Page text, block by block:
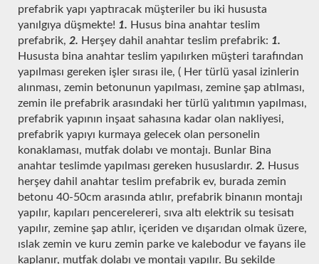
prefabrik yapı yaptıracak müşteriler bu iki hususta
yanılgıya düşmekte! 1. Husus bina anahtar teslim
prefabrik, 2. Herşey dahil anahtar teslim prefabrik: 1.
Hususta bina anahtar teslim yapılırken müşteri tarafından
yapılması gereken işler sırası ile, ( Her türlü yasal izinlerin
alınması, zemin betonunun yapılması, zemine şap atılması,
zemin ile prefabrik arasındaki her türlü yalıtımın yapılması,
prefabrik yapının inşaat sahasına kadar olan nakliyesi,
prefabrik yapıyı kurmaya gelecek olan personelin
konaklaması, mutfak dolabı ve montajı. Bunlar Bina
anahtar teslimde yapılması gereken hususlardır. 2. Husus
herşey dahil anahtar teslim prefabrik ev, burada zemin
betonu 40-50cm arasında atılır, prefabrik binanın montajı
yapılır, kapıları pencerelereri, sıva altı elektrik su tesisatı
yapılır, zemine şap atılır, içeriden ve dışarıdan olmak üzere,
ıslak zemin ve kuru zemin parke ve kalebodur ve fayans ile
kaplanır, mutfak dolabı ve montajı yapılır. Bu şekilde